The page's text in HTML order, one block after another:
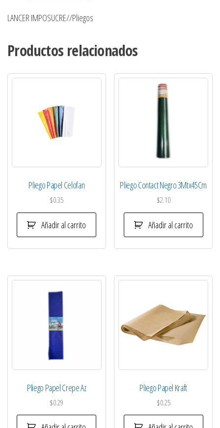
LANCER IMPOSUCRE//Pliegos
Productos relacionados
Pliego Papel Celofan
$0.35
Añadir al carrito
Pliego Contact Negro 3Mtx45Cm
$2.10
Añadir al carrito
Pliego Papel Crepe Az
$0.29
Pliego Papel Kraft
$0.25